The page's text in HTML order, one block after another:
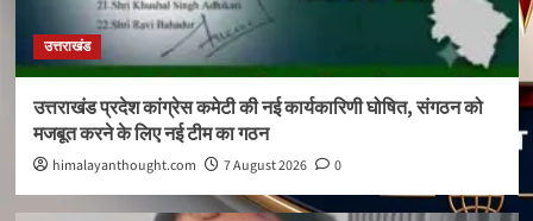
उत्तराखंड
उत्तराखंड प्रदेश कांग्रेस कमेटी की नई कार्यकारिणी घोषित, संगठन को
मजबूत करने के लिए नई टीम का गठन
himalayanthought.com 7 August 2026 0